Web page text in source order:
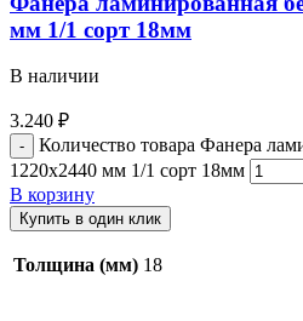
мм 1/1 сорт 18мм
В наличии
3.240 ₽
Количество товара Фанера
1220х2440 мм 1/1 сорт 18мм
В корзину
Купить в один клик
Толщина (мм) 18